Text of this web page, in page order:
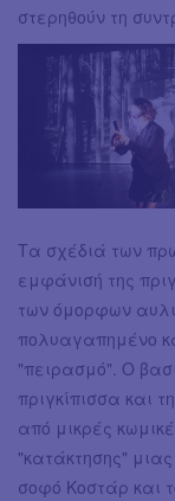
στερηθούν τη
Τα σχέδιά των
εμφάνισή της
των όμορφων
πολυαγαπημένο
"πειρασμό". Ο
πριγκίπισσα και
από μικρές
"κατάκτησης"
σοφό Κοστάρ και